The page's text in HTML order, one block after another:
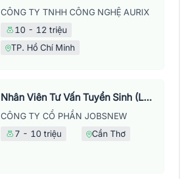
CÔNG TY TNHH CÔNG NGHỆ AURIX
10 - 12 triệu
TP. Hồ Chí Minh
Nhân Viên Tư Vấn Tuyển Sinh (Làm Việc Tại Văn Phòng)
CÔNG TY CỔ PHẦN JOBSNEW
7 - 10 triệu
Cần Thơ